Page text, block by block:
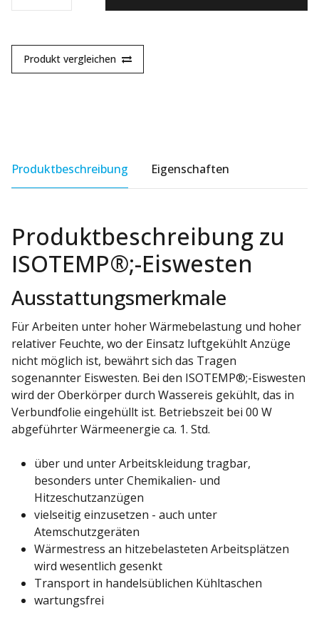
Produkt vergleichen
Produktbeschreibung Eigenschaften
Produktbeschreibung zu
ISOTEMP®;-Eiswesten
Ausstattungsmerkmale
Für Arbeiten unter hoher Wärmebelastung und hoher
relativer Feuchte, wo der Einsatz luftgekühlt Anzüge
nicht möglich ist, bewährt sich das Tragen
sogenannter Eiswesten. Bei den ISOTEMP®;-Eiswesten
wird der Oberkörper durch Wassereis gekühlt, das in
Verbundfolie eingehüllt ist. Betriebszeit bei 00 W
abgeführter Wärmeenergie ca. 1. Std.
über und unter Arbeitskleidung tragbar,
besonders unter Chemikalien- und
Hitzeschutzanzügen
vielseitig einzusetzen - auch unter
Atemschutzgeräten
Wärmestress an hitzebelasteten Arbeitsplätzen
wird wesentlich gesenkt
Transport in handelsüblichen Kühltaschen
wartungsfrei